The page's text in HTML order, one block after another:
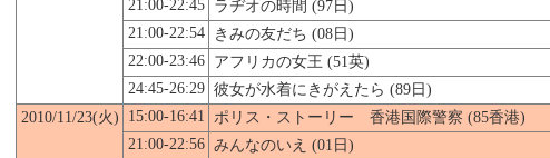
21:00-22:45
ラヂオの時間 (97日)
21:00-22:54
きみの友だち (08日)
22:00-23:46
アフリカの女王 (51英)
24:45-26:29 彼女が水着にきがえたら (89日)
2010/11/23(火)
15:00-16:41 ポリス・ストーリー 香港国際警察 (85香港)
21:00-22:56 みんなのいえ (01日)